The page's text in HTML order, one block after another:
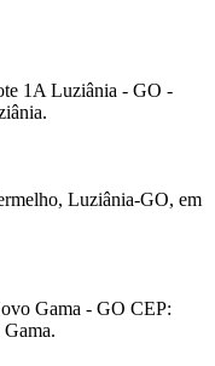
1A Luziânia - GO -
Luziânia-GO, em
Gama - GO CEP: